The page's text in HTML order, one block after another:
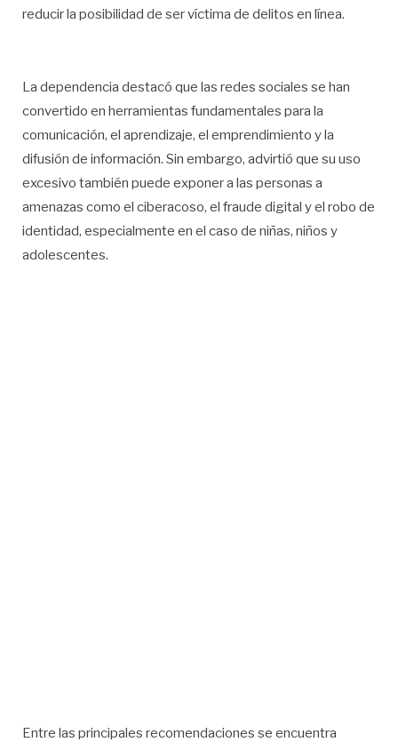
reducir la posibilidad de ser víctima de delitos en línea.
La dependencia destacó que las redes sociales se han
convertido en herramientas fundamentales para la
comunicación, el aprendizaje, el emprendimiento y la
difusión de información. Sin embargo, advirtió que su uso
excesivo también puede exponer a las personas a
amenazas como el ciberacoso, el fraude digital y el robo de
identidad, especialmente en el caso de niñas, niños y
adolescentes.
Entre las principales recomendaciones se encuentra